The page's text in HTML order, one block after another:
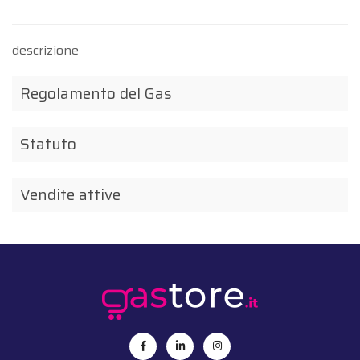
Choose view
Satellite
Public transport
descrizione
Regolamento del Gas
Statuto
Vendite attive